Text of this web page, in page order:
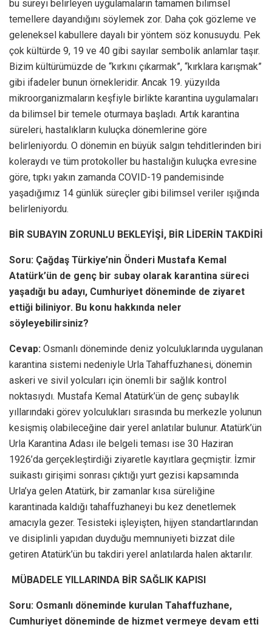
bu süreyi belirleyen uygulamaların tamamen bilimsel
temellere dayandığını söylemek zor. Daha çok gözleme ve
geleneksel kabullere dayalı bir yöntem söz konusuydu. Pek
çok kültürde 9, 19 ve 40 gibi sayılar sembolik anlamlar taşır.
Bizim kültürümüzde de “kırkını çıkarmak”, “kırklara karışmak”
gibi ifadeler bunun örnekleridir. Ancak 19. yüzyılda
mikroorganizmaların keşfiyle birlikte karantina uygulamaları
da bilimsel bir temele oturmaya başladı. Artık karantina
süreleri, hastalıkların kuluçka dönemlerine göre
belirleniyordu. O dönemin en büyük salgın tehditlerinden biri
koleraydı ve tüm protokoller bu hastalığın kuluçka evresine
göre, tıpkı yakın zamanda COVID-19 pandemisinde
yaşadığımız 14 günlük süreçler gibi bilimsel veriler ışığında
belirleniyordu.
BİR SUBAYIN ZORUNLU BEKLEYİŞİ, BİR LİDERİN TAKDİRİ
Soru: Çağdaş Türkiye’nin Önderi Mustafa Kemal
Atatürk’ün de genç bir subay olarak karantina süreci
yaşadığı bu adayı, Cumhuriyet döneminde de ziyaret
ettiği biliniyor. Bu konu hakkında neler
söyleyebilirsiniz?
Cevap: Osmanlı döneminde deniz yolculuklarında uygulanan
karantina sistemi nedeniyle Urla Tahaffuzhanesi, dönemin
askeri ve sivil yolcuları için önemli bir sağlık kontrol
noktasıydı. Mustafa Kemal Atatürk’ün de genç subaylık
yıllarındaki görev yolculukları sırasında bu merkezle yolunun
kesişmiş olabileceğine dair yerel anlatılar bulunur. Atatürk’ün
Urla Karantina Adası ile belgeli teması ise 30 Haziran
1926’da gerçekleştirdiği ziyaretle kayıtlara geçmiştir. İzmir
suikastı girişimi sonrası çıktığı yurt gezisi kapsamında
Urla’ya gelen Atatürk, bir zamanlar kısa süreliğine
karantinada kaldığı tahaffuzhaneyi bu kez denetlemek
amacıyla gezer. Tesisteki işleyişten, hijyen standartlarından
ve disiplinli yapıdan duyduğu memnuniyeti bizzat dile
getiren Atatürk’ün bu takdiri yerel anlatılarda halen aktarılır.
MÜBADELE YILLARINDA BİR SAĞLIK KAPISI
Soru: Osmanlı döneminde kurulan Tahaffuzhane,
Cumhuriyet döneminde de hizmet vermeye devam etti